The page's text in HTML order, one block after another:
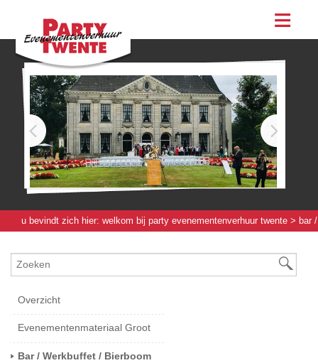
assortiment
evenementen
feesten
bestellen
contact
u bevindt zich hier: welkom bij party evenementenverhuur twente > bar /
2,00 [m]
Overzicht
Evenementenmateriaal Groot
Bar / Werkbuffet / Bierboom